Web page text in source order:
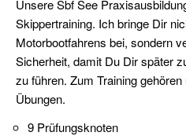
Pyro-
Schein
(FKN)
Praxis
Unsere Sbf See
Skippertraining. Ich bringe Dir
Motorbootfahrens bei, sondern
Sicherheit, damit Du Dir später
zu führen. Zum Training
Übungen.
9 Prüfungsknoten